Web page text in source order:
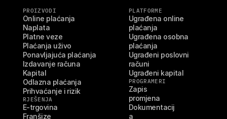
PROIZVODI
Online plaćanja
Naplata
Platne veze
Plaćanja uživo
Ponavljajuća plaćanja
Izdavanje računa
Kapital
Odlazna plaćanja
Prihvaćanje i rizik
RJEŠENJA
E-trgovina
Franšize
PLATFORME
Ugrađena online
plaćanja
Ugrađena osobna
plaćanja
Ugrađeni poslovni
računi
Ugrađeni kapital
PROGRAMERI
Zapis
promjena
Dokumentacij
a